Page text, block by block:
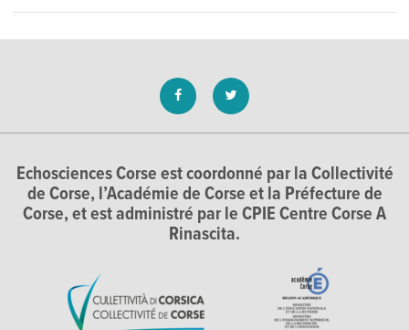
Echosciences Corse est coordonné par la Collectivité
de Corse, l’Académie de Corse et la Préfecture de
Corse, et est administré par le CPIE Centre Corse A
Rinascita.